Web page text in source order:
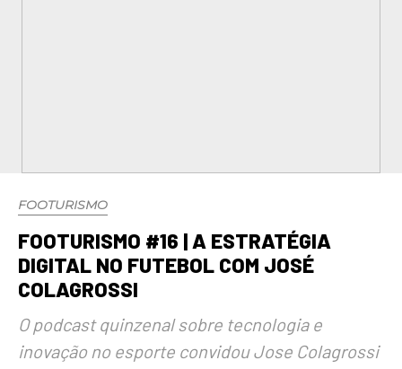
FOOTURISMO
FOOTURISMO #16 | A ESTRATÉGIA
DIGITAL NO FUTEBOL COM JOSÉ
COLAGROSSI
O podcast quinzenal sobre tecnologia e
inovação no esporte convidou Jose Colagrossi